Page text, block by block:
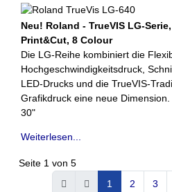
Neu! Roland - TrueVIS LG-
Print&Cut, 8 Colour
Die LG-Reihe kombiniert die
Hochgeschwindigkeitsdruck,
LED-Drucks und die TrueVIS-
Grafikdruck eine neue
30"
Weiterlesen...
Seite 1 von 5
1
2 3